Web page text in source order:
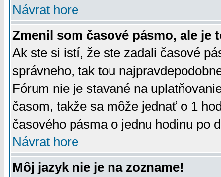
Návrat hore
Zmenil som časové pásmo, ale je
Ak ste si istí, že ste zadali časové
správneho, tak tou
Fórum nie je stavané na
časom, takže sa môže jednať o 1
časového pásma o jednu hodinu po
Návrat hore
Môj jazyk nie je na zozname!